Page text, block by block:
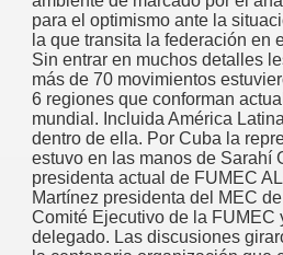
para el optimismo ante la
la que transita la federación en
Sin entrar en muchos detalles
más de 70 movimientos
6 regiones que conforman
mundial. Incluida América
dentro de ella. Por Cuba la
estuvo en las manos de Sarahí
presidenta actual de FUMEC
Martínez presidenta del MEC
Comité Ejecutivo de la FUMEC
delegado. Las discusiones